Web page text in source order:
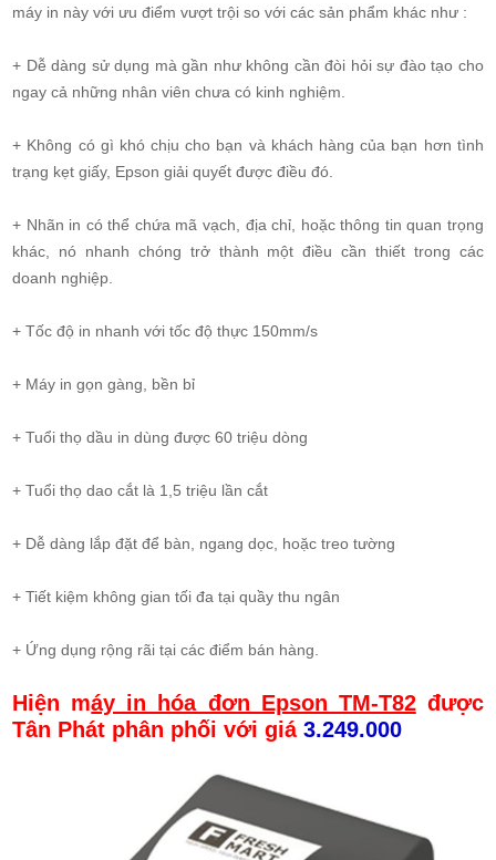
máy in này với ưu điểm vượt trội so với các sản phẩm khác như :
+ Dễ dàng sử dụng mà gần như không cần đòi hỏi sự đào tạo cho
ngay cả những nhân viên chưa có kinh nghiệm.
+ Không có gì khó chịu cho bạn và khách hàng của bạn hơn tình
trạng kẹt giấy, Epson giải quyết được điều đó.
+ Nhãn in có thể chứa mã vạch, địa chỉ, hoặc thông tin quan trọng
khác, nó nhanh chóng trở thành một điều cần thiết trong các
doanh nghiệp.
+ Tốc độ in nhanh với tốc độ thực 150mm/s
+ Máy in gọn gàng, bền bỉ
+ Tuổi thọ dầu in dùng được 60 triệu dòng
+ Tuổi thọ dao cắt là 1,5 triệu lần cắt
+ Dễ dàng lắp đặt để bàn, ngang dọc, hoặc treo tường
+ Tiết kiệm không gian tối đa tại quầy thu ngân
+ Ứng dụng rộng rãi tại các điểm bán hàng.
Hiện máy in hóa đơn Epson TM-T82được
Tân Phát phân phối với giá3.249.000